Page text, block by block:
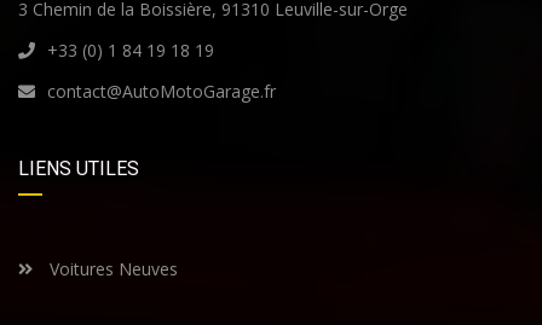
3 Chemin de la Boissière, 91310 Leuville-sur-Orge
+33 (0) 1 84 19 18 19
contact@AutoMotoGarage.fr
LIENS UTILES
Voitures Neuves